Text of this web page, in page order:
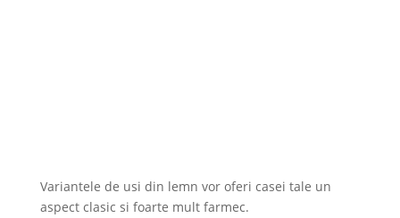
Variantele de usi din lemn vor oferi casei tale un
aspect clasic si foarte mult farmec.